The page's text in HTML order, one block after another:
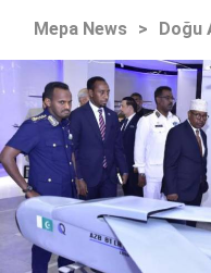
Mepa News > Doğu